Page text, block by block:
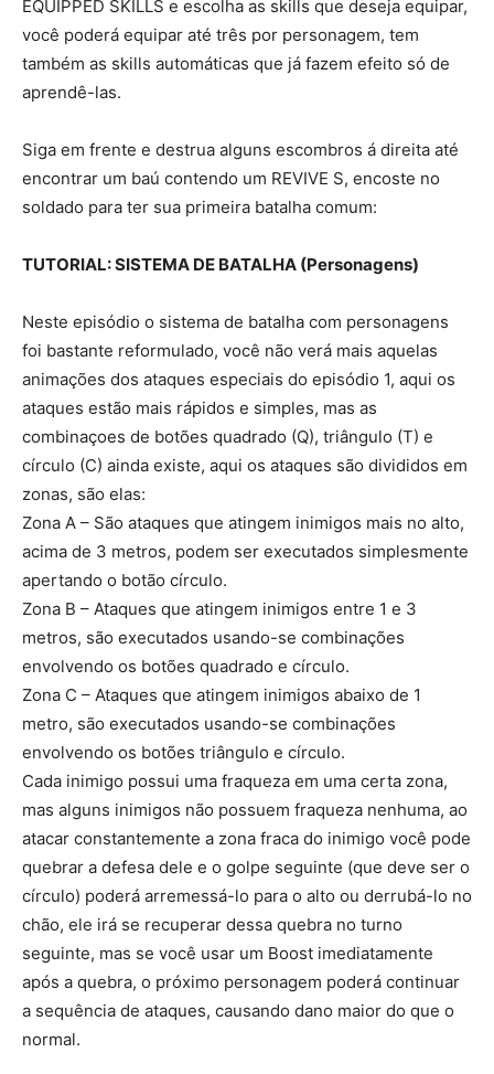
EQUIPPED SKILLS e escolha as skills que deseja equipar,
você poderá equipar até três por personagem, tem
também as skills automáticas que já fazem efeito só de
aprendê-las.
Siga em frente e destrua alguns escombros á direita até
encontrar um baú contendo um REVIVE S, encoste no
soldado para ter sua primeira batalha comum:
TUTORIAL: SISTEMA DE BATALHA (Personagens)
Neste episódio o sistema de batalha com personagens
foi bastante reformulado, você não verá mais aquelas
animações dos ataques especiais do episódio 1, aqui os
ataques estão mais rápidos e simples, mas as
combinaçoes de botões quadrado (Q), triângulo (T) e
círculo (C) ainda existe, aqui os ataques são divididos em
zonas, são elas:
Zona A – São ataques que atingem inimigos mais no alto,
acima de 3 metros, podem ser executados simplesmente
apertando o botão círculo.
Zona B – Ataques que atingem inimigos entre 1 e 3
metros, são executados usando-se combinações
envolvendo os botões quadrado e círculo.
Zona C – Ataques que atingem inimigos abaixo de 1
metro, são executados usando-se combinações
envolvendo os botões triângulo e círculo.
Cada inimigo possui uma fraqueza em uma certa zona,
mas alguns inimigos não possuem fraqueza nenhuma, ao
atacar constantemente a zona fraca do inimigo você pode
quebrar a defesa dele e o golpe seguinte (que deve ser o
círculo) poderá arremessá-lo para o alto ou derrubá-lo no
chão, ele irá se recuperar dessa quebra no turno
seguinte, mas se você usar um Boost imediatamente
após a quebra, o próximo personagem poderá continuar
a sequência de ataques, causando dano maior do que o
normal.